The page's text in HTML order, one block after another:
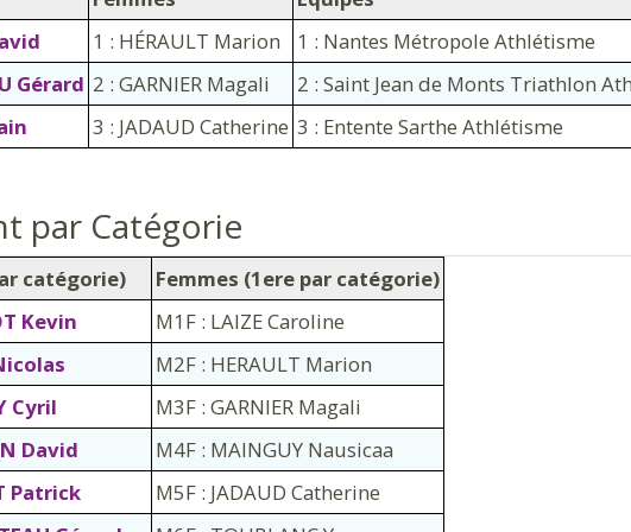
1 : HÉRAULT Marion
1 : Nantes Métropole Athlétisme
Gérard 2 : GARNIER Magali
2 : Saint Jean de Monts Triathlon
3 : JADAUD Catherine 3 : Entente Sarthe Athlétisme
par Catégorie
catégorie)
Femmes (1ere par catégorie)
Kevin
M1F : LAIZE Caroline
M2F : HERAULT Marion
Cyril
M3F : GARNIER Magali
David
M4F : MAINGUY Nausicaa
Patrick
M5F : JADAUD Catherine